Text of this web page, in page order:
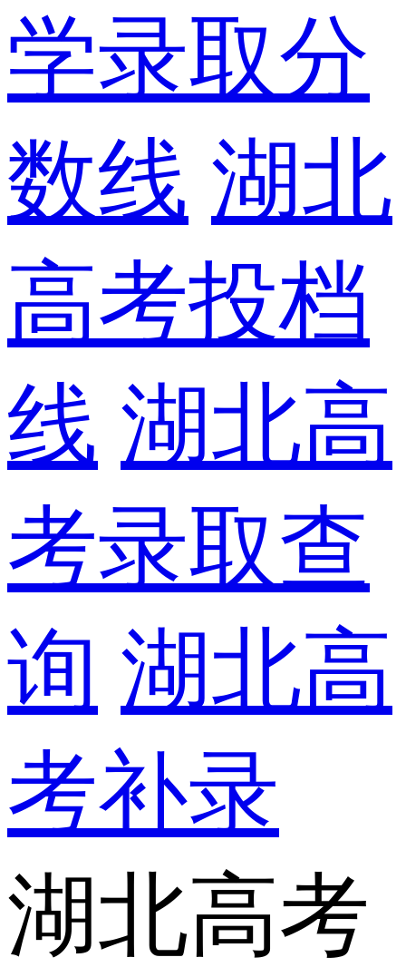
学录取分
数线 湖北
高考投档
线 湖北高
考录取查
询 湖北高
考补录
湖北高考